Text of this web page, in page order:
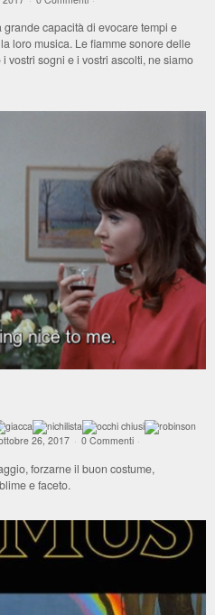
capacità di evocare tempi e
loro musica. Le fiamme sonore delle
vostri sogni e i vostri ascolti, ne siamo
26, 2017 · 0 Commenti ·
forzarne il buon costume,
e faceto.